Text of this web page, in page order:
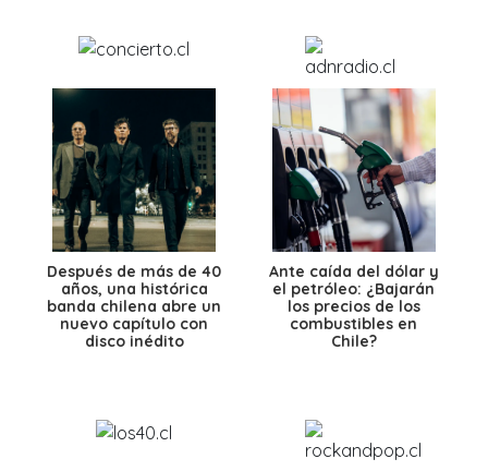
Después de más de 40
años, una histórica
banda chilena abre un
nuevo capítulo con
disco inédito
Ante caída del dólar y
el petróleo: ¿Bajarán
los precios de los
combustibles en
Chile?